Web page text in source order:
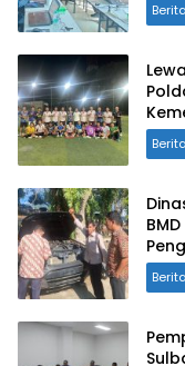
Berita
Berita
Berita